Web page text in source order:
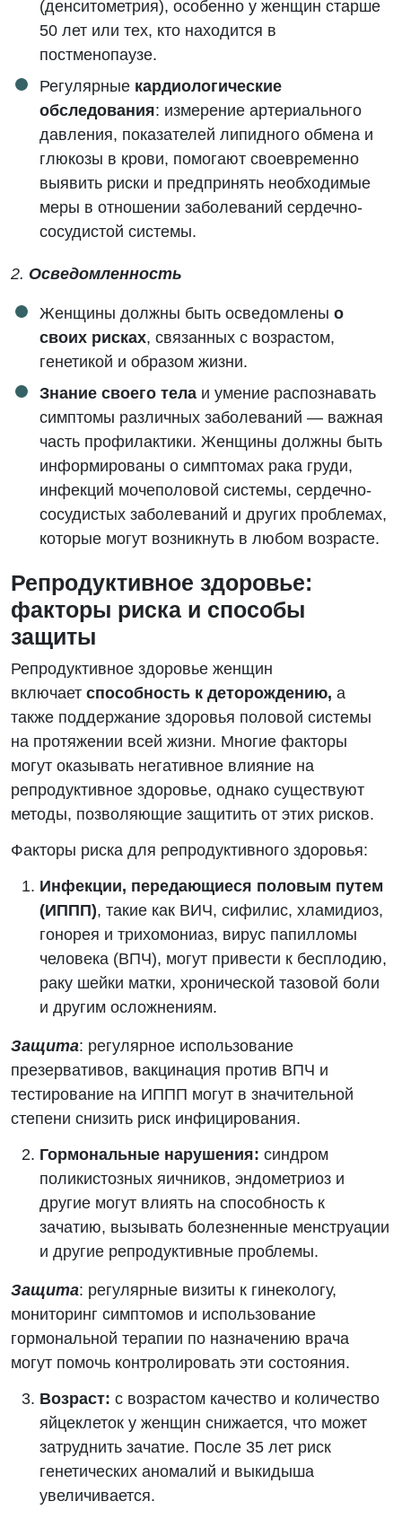
(денситометрия), особенно у женщин старше
50 лет или тех, кто находится в
постменопаузе.
Регулярные кардиологические
обследования: измерение артериального
давления, показателей липидного обмена и
глюкозы в крови, помогают своевременно
выявить риски и предпринять необходимые
меры в отношении заболеваний сердечно-
сосудистой системы.
2. Осведомленность
Женщины должны быть осведомлены о
своих рисках, связанных с возрастом,
генетикой и образом жизни.
Знание своего тела и умение распознавать
симптомы различных заболеваний — важная
часть профилактики. Женщины должны быть
информированы о симптомах рака груди,
инфекций мочеполовой системы, сердечно-
сосудистых заболеваний и других проблемах,
которые могут возникнуть в любом возрасте.
Репродуктивное здоровье:
факторы риска и способы
защиты
Репродуктивное здоровье женщин
включает способность к деторождению, а
также поддержание здоровья половой системы
на протяжении всей жизни. Многие факторы
могут оказывать негативное влияние на
репродуктивное здоровье, однако существуют
методы, позволяющие защитить от этих рисков.
Факторы риска для репродуктивного здоровья:
Инфекции, передающиеся половым путем
(ИППП), такие как ВИЧ, сифилис, хламидиоз,
гонорея и трихомониаз, вирус папилломы
человека (ВПЧ), могут привести к бесплодию,
раку шейки матки, хронической тазовой боли
и другим осложнениям.
Защита: регулярное использование
презервативов, вакцинация против ВПЧ и
тестирование на ИППП могут в значительной
степени снизить риск инфицирования.
Гормональные нарушения: синдром
поликистозных яичников, эндометриоз и
другие могут влиять на способность к
зачатию, вызывать болезненные менструации
и другие репродуктивные проблемы.
Защита: регулярные визиты к гинекологу,
мониторинг симптомов и использование
гормональной терапии по назначению врача
могут помочь контролировать эти состояния.
Возраст: с возрастом качество и количество
яйцеклеток у женщин снижается, что может
затруднить зачатие. После 35 лет риск
генетических аномалий и выкидыша
увеличивается.